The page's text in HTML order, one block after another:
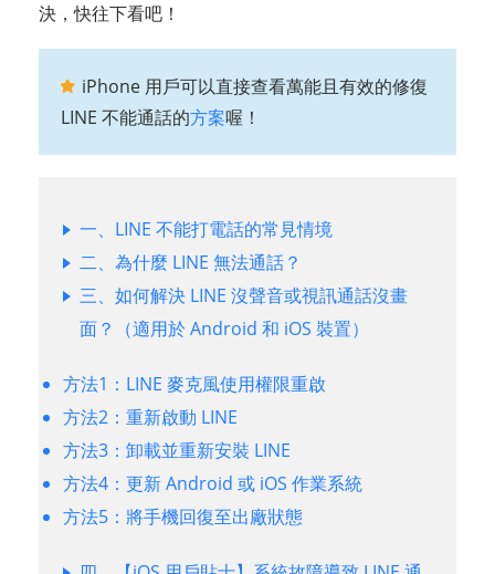
決，快往下看吧！
iPhone 用戶可以直接查看萬能且有效的修復
LINE 不能通話的方案喔！
一、LINE 不能打電話的常見情境
二、為什麼 LINE 無法通話？
三、如何解決 LINE 沒聲音或視訊通話沒畫
面？（適用於 Android 和 iOS 裝置）
方法1：LINE 麥克風使用權限重啟
方法2：重新啟動 LINE
方法3：卸載並重新安裝 LINE
方法4：更新 Android 或 iOS 作業系統
方法5：將手機回復至出廠狀態